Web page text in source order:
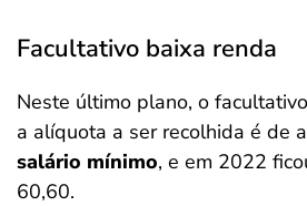
Facultativo baixa renda
Neste último plano, o
a alíquota a ser recolhida é de
salário mínimo, e em 2022
60,60.